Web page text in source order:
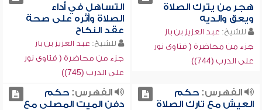
هجر من يترك الصلاة
ويعق والديه
للشيخ: عبد العزيز بن باز
جزء من محاضرة ( فتاوى نور
على الدرب (744))
التساهل في أداء
الصلاة وأثره على صحة
عقد النكاح
للشيخ: عبد العزيز بن باز
جزء من محاضرة ( فتاوى نور
على الدرب (745))
الفهرس:حكم
العيش مع تارك الصلاة
الفهرس:حكم
دفن الميت المصلي مع